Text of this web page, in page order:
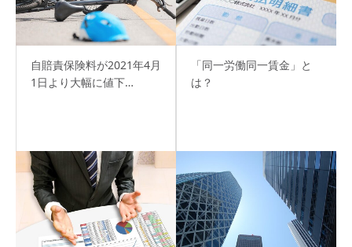
自賠責保険料が2021年4月
1日より大幅に値下…
「同一労働同一賃金」と
は？